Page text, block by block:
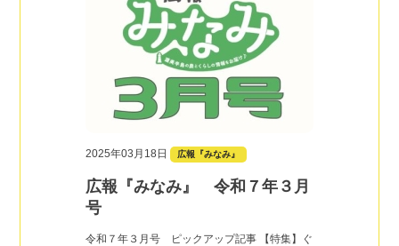
2025年03月18日 広報『みなみ』
広報『みなみ』 令和７年３月
号
令和７年３月号 ピックアップ記事 【特集】ぐ